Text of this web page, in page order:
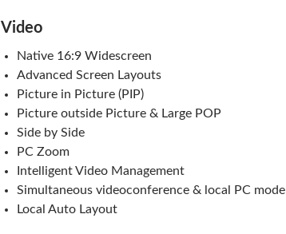
Video
Native 16:9 Widescreen
Advanced Screen Layouts
Picture in Picture (PIP)
Picture outside Picture & Large POP
Side by Side
PC Zoom
Intelligent Video Management
Simultaneous videoconference & local PC mode
Local Auto Layout